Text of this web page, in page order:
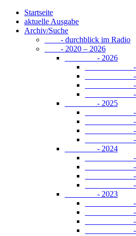
Startseite
aktuelle Ausgabe
Archiv/Suche
- durchblick im Radio
- 2020 – 2026
- 2026
- 01-
- 02-
- 03-
- 04-
- 2025
- 01-
- 02-
- 03-
- 04-
- 2024
- 01-
- 02-
- 03-
- 04-
- 2023
- 01-
- 02-
- 03-
- 04-